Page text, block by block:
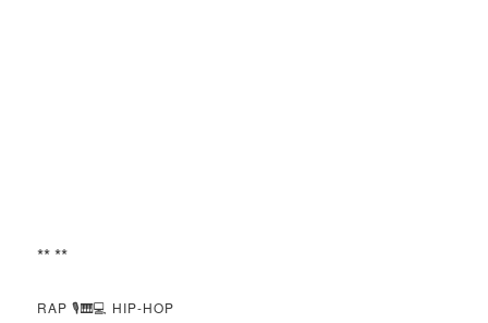
** **
RAP 🎙🎹💻 HIP-HOP